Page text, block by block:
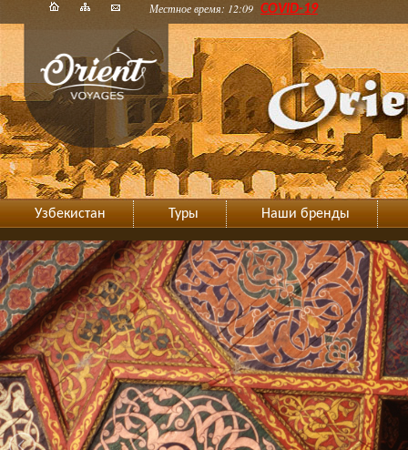
Местное время: 12:09 COVID-19
Узбекистан Туры Наши бренды